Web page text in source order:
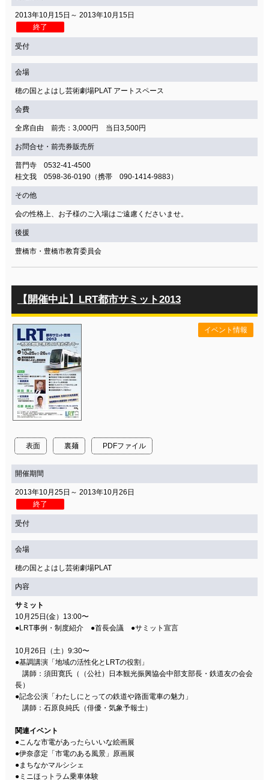
2013年10月15日～ 2013年10月15日
終了
受付
会場
穂の国とよはし芸術劇場PLAT アートスペース
会費
全席自由 前売：3,000円 当日3,500円
お問合せ・前売券販売所
普門寺 0532-41-4500
桂文我 0598-36-0190（携帯 090-1414-9883）
その他
会の性格上、お子様のご入場はご遠慮くださいませ。
後援
豊橋市・豊橋市教育委員会
【開催中止】LRT都市サミット2013
表面 裏麺 PDFファイル
イベント情報
開催期間
2013年10月25日～ 2013年10月26日
終了
受付
会場
穂の国とよはし芸術劇場PLAT
内容
サミット
10月25日(金）13:00〜
●LRT事例・制度紹介 ●首長会議 ●サミット宣言
10月26日（土）9:30〜
●基調講演「地域の活性化とLRTの役割」
講師：須田寛氏（（公社）日本観光振興協会中部支部長・鉄道友の会会
長）
●記念公演「わたしにとっての鉄道や路面電車の魅力」
講師：石原良純氏（俳優・気象予報士）
関連イベント
●こんな市電があったらいいな絵画展
●伊奈彦定「市電のある風景」原画展
●まちなかマルシシェ
●ミニほっトラム乗車体験